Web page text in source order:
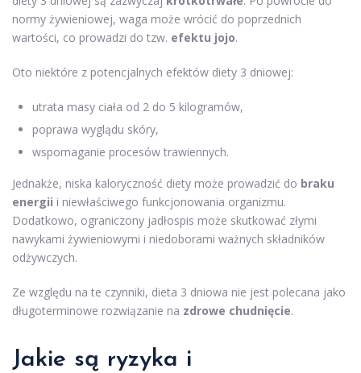
normy żywieniowej, waga może wrócić do poprzednich
wartości, co prowadzi do tzw. efektu jojo.
Oto niektóre z potencjalnych efektów diety 3 dniowej:
utrata masy ciała od 2 do 5 kilogramów,
poprawa wyglądu skóry,
wspomaganie procesów trawiennych.
Jednakże, niska kaloryczność diety może prowadzić do braku
energii i niewłaściwego funkcjonowania organizmu.
Dodatkowo, ograniczony jadłospis może skutkować złymi
nawykami żywieniowymi i niedoborami ważnych składników
odżywczych.
Ze względu na te czynniki, dieta 3 dniowa nie jest polecana jako
długoterminowe rozwiązanie na zdrowe chudnięcie.
Jakie są ryzyka i